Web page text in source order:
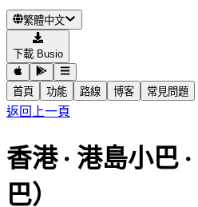
繁體中文
下載 Busio
首頁 功能 路線 博客 常見問題
返回上一頁
香港· 港島小巴 ·
巴）